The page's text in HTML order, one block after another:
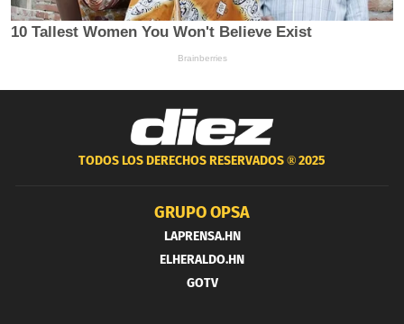
TODOS LOS DERECHOS RESERVADOS ®2025
GRUPO OPSA
LAPRENSA.HN
ELHERALDO.HN
GOTV